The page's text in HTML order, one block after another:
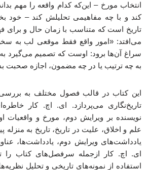
انتخاب مورخ – این‌که کدام واقعه را مهم
کند و با چه مفاهیمی تحلیلش کند – خود
تاریخ است که متناسب با زمان حال و برای
می‌افتد: «امور واقع فقط موقعی لب به
سراغ آن‌ها برود: اوست که تصمیم می‌گیرد به
به چه ترتیب یا در چه مضمون، اجازه صحبت
این کتاب در قالب فصول مختلف به
تاریخ‌نگاری می‌پردازد. ای. اچ. کار
نویسنده بر ویرایش دوم، مورخ و واقعیات
علم و اخلاق، علیت در تاریخ، تاریخ به
یادداشت‌های ویرایش دوم، یادداشت‌ها،
ای. اچ. کار ازجمله سرفصل‌های کتاب را
استفاده از نمونه‌های تاریخی و تحلیل